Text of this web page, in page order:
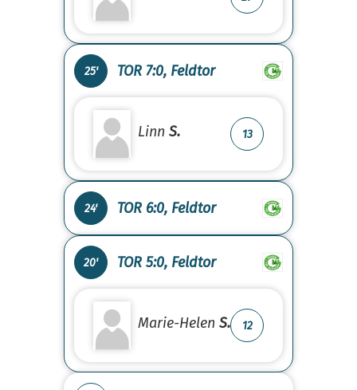
25' TOR 7:0, Feldtor
Linn S. 13
24' TOR 6:0, Feldtor
20' TOR 5:0, Feldtor
Marie-Helen S. 12